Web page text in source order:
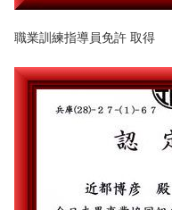
職業訓練指導員免許 取得